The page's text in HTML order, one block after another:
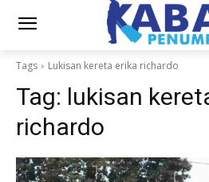
Tags Lukisan kereta erika richardo
Tag: lukisan
richardo